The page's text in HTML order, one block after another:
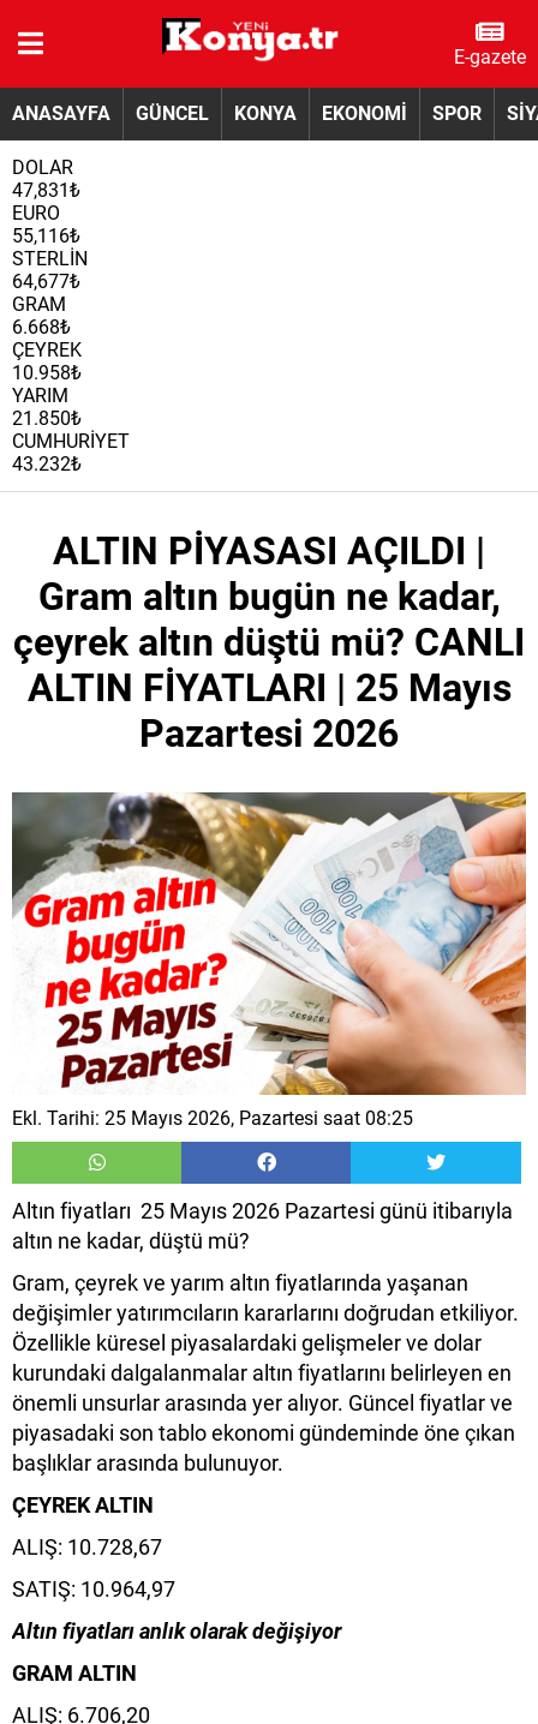
E-gazete
ANASAYFA GÜNCEL KONYA EKONOMİ SPOR
DOLAR
47,831₺
EURO
55,116₺
STERLİN
64,677₺
GRAM
6.668₺
ÇEYREK
10.958₺
YARIM
21.850₺
CUMHURİYET
43.232₺
ALTIN PİYASASI AÇILDI |
Gram altın bugün ne kadar,
çeyrek altın düştü mü? CANLI
ALTIN FİYATLARI | 25 Mayıs
Pazartesi 2026
Ekl. Tarihi: 25 Mayıs 2026, Pazartesi saat 08:25
Altın fiyatları 25 Mayıs 2026 Pazartesi günü itibarıyla
altın ne kadar, düştü mü?
Gram, çeyrek ve yarım altın fiyatlarında yaşanan
değişimler yatırımcıların kararlarını doğrudan etkiliyor.
Özellikle küresel piyasalardaki gelişmeler ve dolar
kurundaki dalgalanmalar altın fiyatlarını belirleyen en
önemli unsurlar arasında yer alıyor. Güncel fiyatlar ve
piyasadaki son tablo ekonomi gündeminde öne çıkan
başlıklar arasında bulunuyor.
ÇEYREK ALTIN
ALIŞ: 10.728,67
SATIŞ: 10.964,97
Altın fiyatları anlık olarak değişiyor
GRAM ALTIN
ALIŞ: 6.706,20